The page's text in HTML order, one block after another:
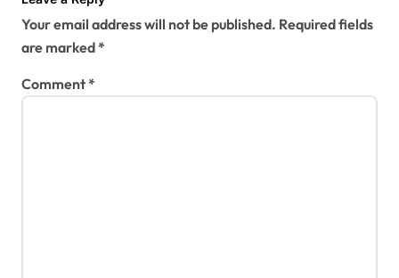
i
o
n
Your email address will not be published. Required fields
are marked*
Comment*